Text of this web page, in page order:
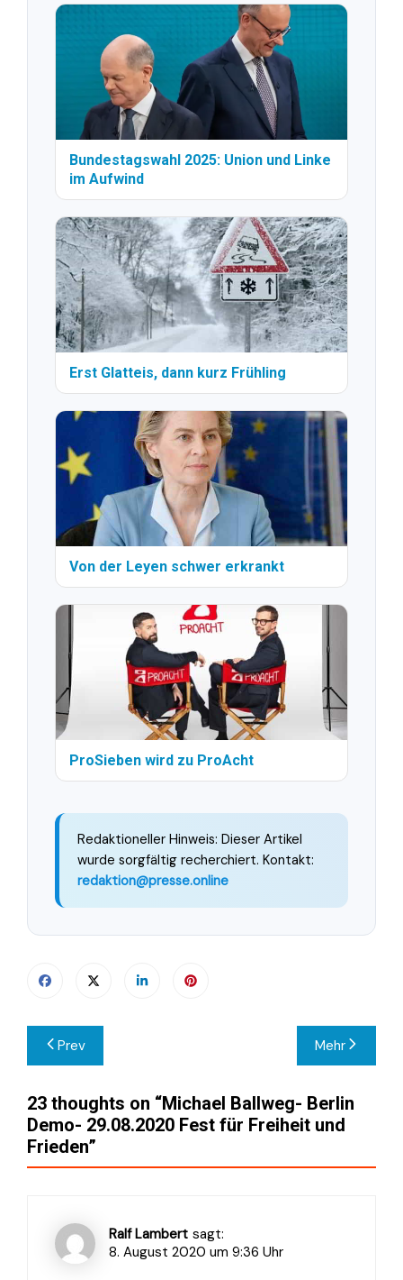
Bundestagswahl 2025: Union und Linke
im Aufwind
Erst Glatteis, dann kurz Frühling
Von der Leyen schwer erkrankt
ProSieben wird zu ProAcht
Redaktioneller Hinweis: Dieser Artikel
wurde sorgfältig recherchiert. Kontakt:
redaktion@presse.online
Beitragsnavigation
Prev Mehr
23 thoughts on “Michael Ballweg- Berlin
Demo- 29.08.2020 Fest für Freiheit und
Frieden”
Ralf Lambert sagt:
8. August 2020 um 9:36 Uhr